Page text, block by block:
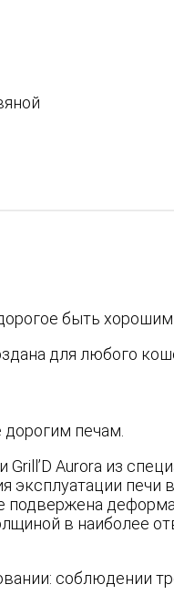
быть
для любого
печам.
Aurora из
печи
подвержена
в наиболее
соблюдении